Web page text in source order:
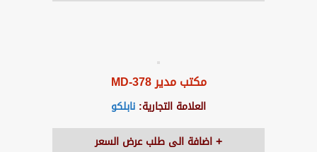
مكتب مدير MD-378
العلامة التجارية: نابلكو
اضافة الى طلب عرض السعر